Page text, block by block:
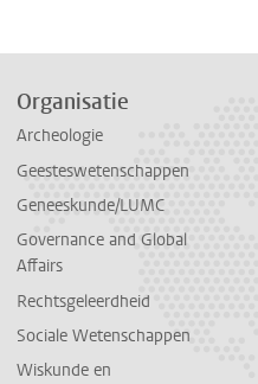
Organisatie
Archeologie
Geesteswetenschappen
Geneeskunde/LUMC
Governance and Global
Affairs
Rechtsgeleerdheid
Sociale Wetenschappen
Wiskunde en